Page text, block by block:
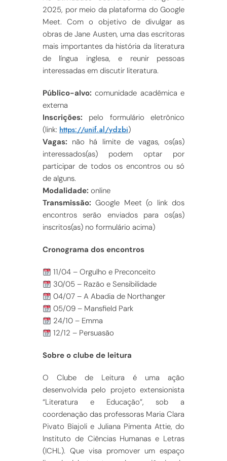
2025, por meio da plataforma do Google
Meet. Com o objetivo de divulgar as
obras de Jane Austen, uma das escritoras
mais importantes da história da literatura
de língua inglesa, e reunir pessoas
interessadas em discutir literatura.
Público-alvo: comunidade acadêmica e
externa
Inscrições: pelo formulário eletrônico
(link: https://unif.al/ydzbi)
Vagas: não há limite de vagas, os(as)
interessados(as) podem optar por
participar de todos os encontros ou só
de alguns.
Modalidade: online
Transmissão: Google Meet (o link dos
encontros serão enviados para os(as)
inscritos(as) no formulário acima)
Cronograma dos encontros
11/04 – Orgulho e Preconceito
30/05 – Razão e Sensibilidade
04/07 – A Abadia de Northanger
05/09 – Mansfield Park
24/10 – Emma
12/12 – Persuasão
Sobre o clube de leitura
O Clube de Leitura é uma ação
desenvolvida pelo projeto extensionista
“Literatura e Educação”, sob a
coordenação das professoras Maria Clara
Pivato Biajoli e Juliana Pimenta Attie, do
Instituto de Ciências Humanas e Letras
(ICHL). Que visa promover um espaço